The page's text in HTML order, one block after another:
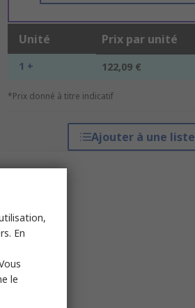
Unité Prix par unité
1 + 122,09 €
*Prix donné à titre indicatif
Ajouter à une liste
En
le